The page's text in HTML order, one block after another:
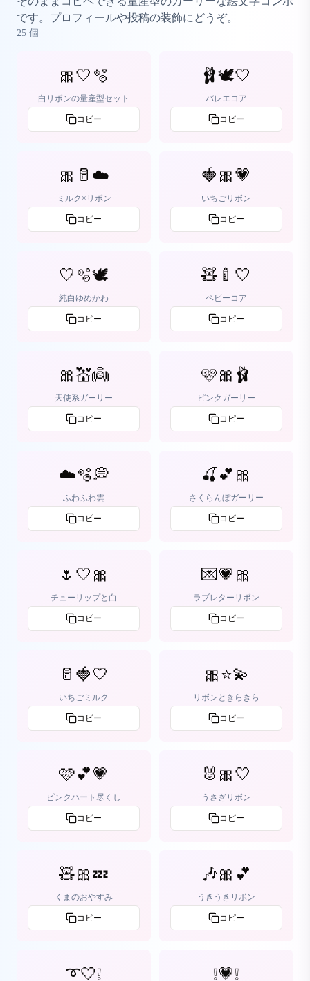
です。プロフィールや投稿の装飾にどうぞ。
25 個
🎀🤍🫧
白リボンの量産型セット
コピー
🩰🕊️🤍
バレエコア
コピー
🎀🥛☁️
ミルク×リボン
コピー
🍓🎀💗
いちごリボン
コピー
🤍🫧🕊️
純白ゆめかわ
コピー
🧸🍼🤍
ベビーコア
コピー
🎀💒👼
天使系ガーリー
コピー
🩷🎀🩰
ピンクガーリー
コピー
☁️🫧💭
ふわふわ雲
コピー
🍒💕🎀
さくらんぼガーリー
コピー
🌷🤍🎀
チューリップと白
コピー
💌💗🎀
ラブレターリボン
コピー
🥛🍓🤍
いちごミルク
コピー
🎀⭐️💫
リボンときらきら
コピー
🩷💕💗
ピンクハート尽くし
コピー
🐰🎀🤍
うさぎリボン
コピー
🧸🎀💤
くまのおやすみ
コピー
🎶🎀💕
うきうきリボン
コピー
➰🤍❕ ❕💗❕